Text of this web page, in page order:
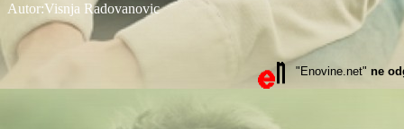
Autor:Visnja Radovanovic
"Enovine.net" ne